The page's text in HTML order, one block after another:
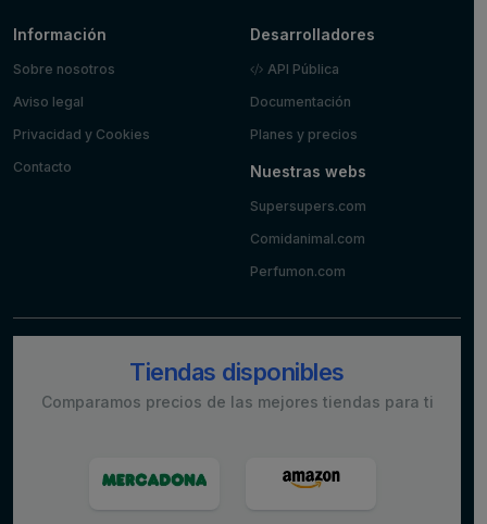
Información
Sobre nosotros
Aviso legal
Privacidad y Cookies
Contacto
Desarrolladores
API Pública
Documentación
Planes y precios
Nuestras webs
Supersupers.com
Comidanimal.com
Perfumon.com
Tiendas disponibles
Comparamos precios de las mejores tiendas para ti